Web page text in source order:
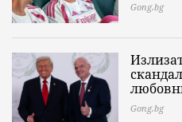
Gong.bg
Gong.bg